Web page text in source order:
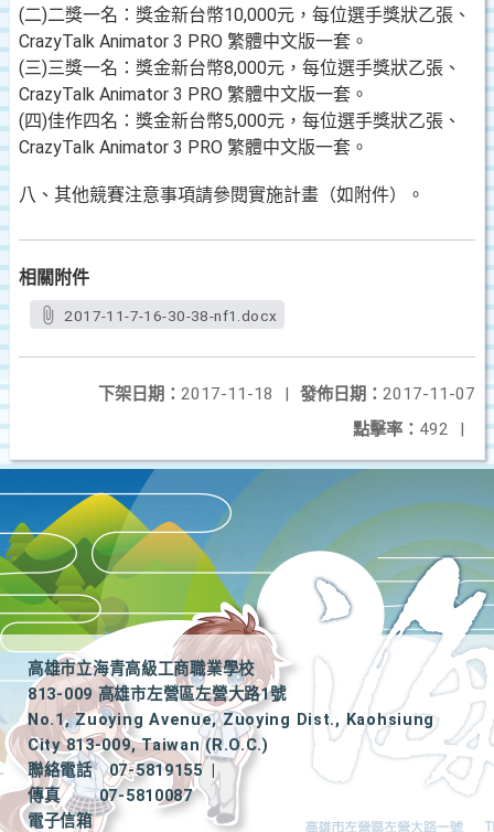
(二)二獎一名：獎金新台幣10,000元，每位選手獎狀乙張、
CrazyTalk Animator 3 PRO 繁體中文版一套。
(三)三獎一名：獎金新台幣8,000元，每位選手獎狀乙張、
CrazyTalk Animator 3 PRO 繁體中文版一套。
(四)佳作四名：獎金新台幣5,000元，每位選手獎狀乙張、
CrazyTalk Animator 3 PRO 繁體中文版一套。
八、其他競賽注意事項請參閱實施計畫（如附件）。
相關附件
2017-11-7-16-30-38-nf1.docx
發佈日期： 2017-11-07
下架日期： 2017-11-18
|
點擊率： 492 |
高雄市立海青高級工商職業學校
813-009 高雄市左營區左營大路1號
No.1, Zuoying Avenue, Zuoying Dist., Kaohsiung
City 813-009, Taiwan (R.O.C.)
聯絡電話
07-5819155
|
傳真
07-5810087
電子信箱